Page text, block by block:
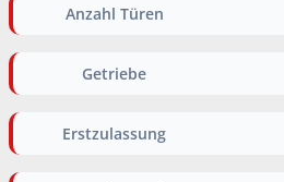
Anzahl Türen
Getriebe
Erstzulassung